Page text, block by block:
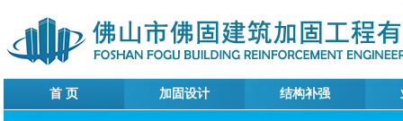
首 页 加固设计 结构补强